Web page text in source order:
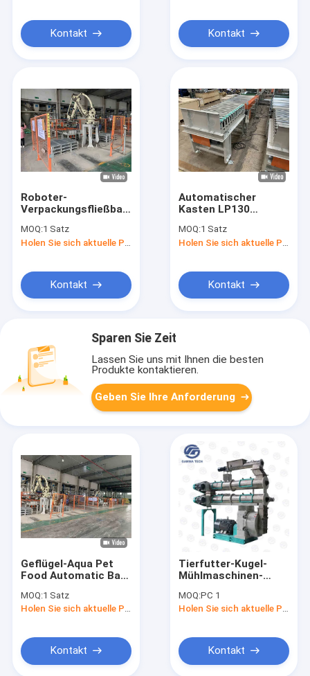
Kontakt Kontakt
Roboter-
Verpackungsfließband
automatisches
Palletizer
Ausrüstung
MOQ:1 Satz
Kontakt
Automatischer
Kasten LP130
Maschinen-Roboter
NSK, der Zufuhr-
MOQ:1 Satz
Kontakt
Sparen Sie Zeit
Lassen Sie uns mit Ihnen die besten
Produkte kontaktieren.
Geben Sie Ihre Anforderung
Geflügel-Aqua Pet
Food Automatic Bag-
Verpackungsfließband
MOQ:1 Satz
Holen Sie sich aktuelle Preis
Kontakt
Tierfutter-Kugel-
Mühlmaschinen-
Kugel 132KW
SZLH508
MOQ:PC 1
Holen Sie sich aktuelle Preis
Kontakt